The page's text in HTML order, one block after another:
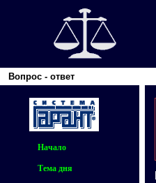
Вопрос - ответ
Начало
Тема дня